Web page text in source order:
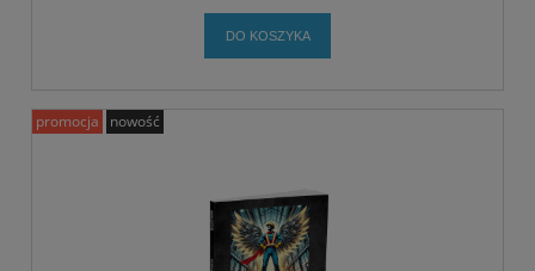
DO KOSZYKA
promocja nowość